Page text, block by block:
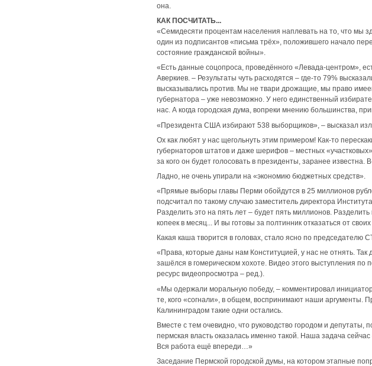
она.
КАК ПОСЧИТАТЬ...
«Семидесяти процентам населения наплевать на то, что мы
один из подписантов «письма трёх», положившего начало
состояние гражданской войны».
«Есть данные соцопроса, проведённого «Левада-центром»,
Аверкиев. – Результаты чуть расходятся – где-то 79%
высказывались против. Мы не твари дрожащие, мы право
губернатора – уже невозможно. У него единственный
нас. А когда городская дума, вопреки мнению большинства,
«Президента США избирают 538 выборщиков», – высказал
Ох как любят у нас щегольнуть этим примером! Как-то
губернаторов штатов и даже шерифов – местных
за кого он будет голосовать в президенты, заранее известна.
Ладно, не очень упирали на «экономию бюджетных средств».
«Прямые выборы главы Перми обойдутся в 25 миллионов
подсчитал по такому случаю заместитель директора
Разделить это на пять лет – будет пять миллионов.
копеек в месяц... И вы готовы за полтинник отказаться от
Какая каша творится в головах, стало ясно по председателю
«Права, которые даны нам Конституцией, у нас не отнять.
зашёлся в гомерическом хохоте. Видео этого выступления
ресурс видеопросмотра – ред.).
«Мы одержали моральную победу, – комментировал
те, кого «согнали», в общем, воспринимают наши аргументы.
Калининградом такие одни остались.
Вместе с тем очевидно, что руководство городом и
пермская власть оказалась именно такой. Наша задача
Вся работа ещё впереди…»
Заседание Пермской городской думы, на котором этапные